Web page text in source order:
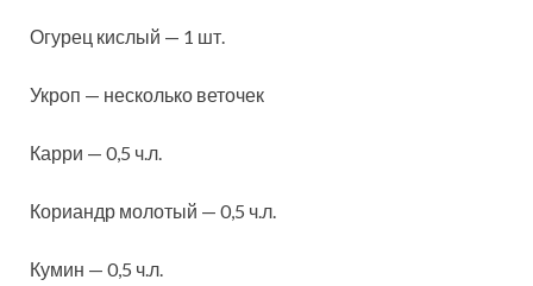
Огурец кислый — 1 шт.
Укроп — несколько веточек
Карри — 0,5 ч.л.
Кориандр молотый — 0,5 ч.л.
Кумин — 0,5 ч.л.